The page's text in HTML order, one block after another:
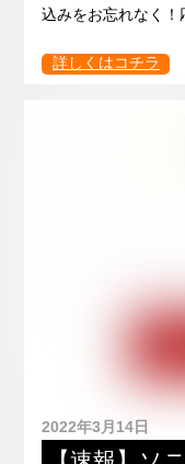
込みをお忘れなく
詳しくはコチラ
2022年3月14日